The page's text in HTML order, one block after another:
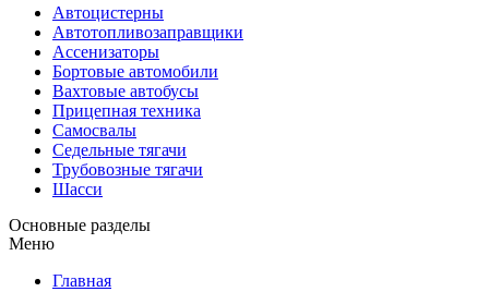
Автоцистерны
Автотопливозаправщики
Ассенизаторы
Бортовые автомобили
Вахтовые автобусы
Прицепная техника
Самосвалы
Седельные тягачи
Трубовозные тягачи
Шасси
Основные разделы
Меню
Главная